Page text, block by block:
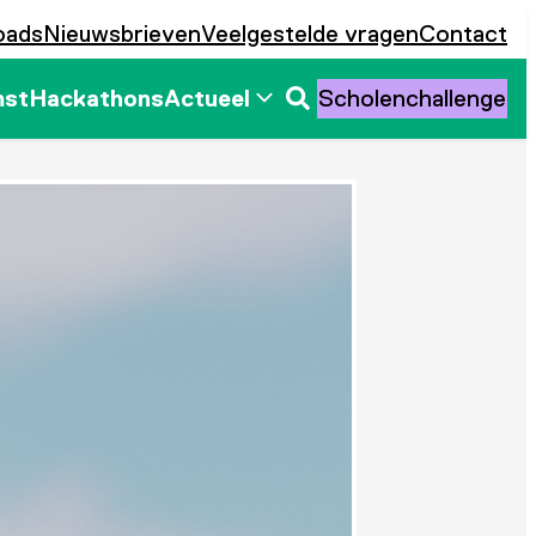
NieuwsbrievenVeelgestelde vragenContact
HackathonsActueel
Zoeken
openen
Scholenchallenge